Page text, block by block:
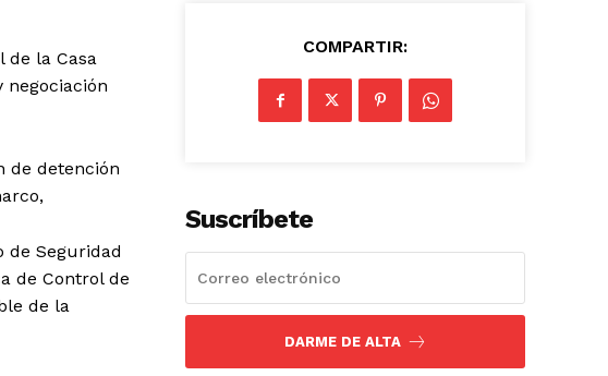
de la Casa
negociación
de detención
Seguridad
de Control de
de la
COMPARTIR:
Suscríbete
DARME DE ALTA